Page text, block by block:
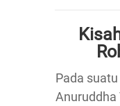
Pada
Anuruddha